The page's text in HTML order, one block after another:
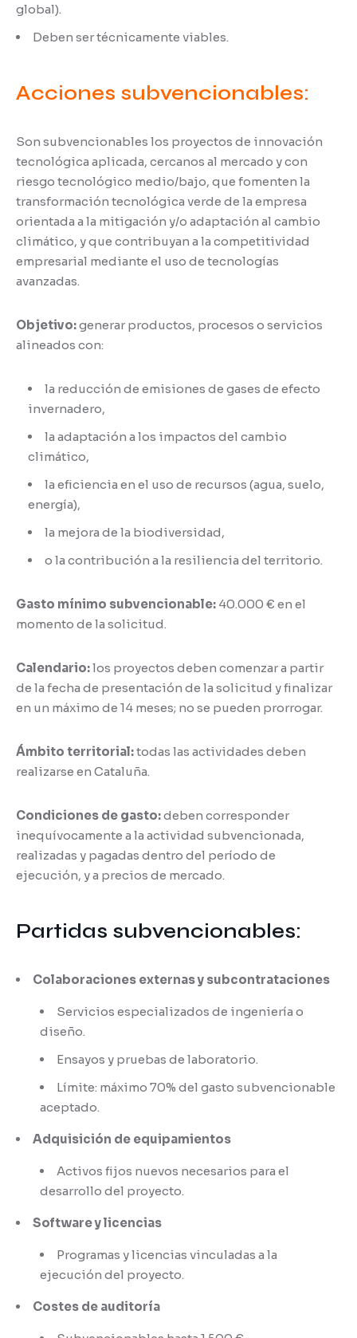
global).
Deben ser técnicamente viables.
Acciones subvencionables:
Son subvencionables los proyectos de innovación
tecnológica aplicada, cercanos al mercado y con
riesgo tecnológico medio/bajo, que fomenten la
transformación tecnológica verde de la empresa
orientada a la mitigación y/o adaptación al cambio
climático, y que contribuyan a la competitividad
empresarial mediante el uso de tecnologías
avanzadas.
Objetivo:generar productos, procesos o servicios
alineados con:
la reducción de emisiones de gases de efecto
invernadero,
la adaptación a los impactos del cambio
climático,
la eficiencia en el uso de recursos (agua, suelo,
energía),
la mejora de la biodiversidad,
o la contribución a la resiliencia del territorio.
Gasto mínimo subvencionable: 40.000 € en el
momento de la solicitud.
Calendario:los proyectos deben comenzar a partir
de la fecha de presentación de la solicitud y finalizar
en un máximo de 14 meses; no se pueden prorrogar.
Ámbito territorial:todas las actividades deben
realizarse en Cataluña.
Condiciones de gasto:deben corresponder
inequívocamente a la actividad subvencionada,
realizadas y pagadas dentro del período de
ejecución, y a precios de mercado.
Partidas subvencionables:
Colaboraciones externas y subcontrataciones
Servicios especializados de ingeniería o
diseño.
Ensayos y pruebas de laboratorio.
Límite: máximo 70% del gasto subvencionable
aceptado.
Adquisición de equipamientos
Activos fijos nuevos necesarios para el
desarrollo del proyecto.
Software y licencias
Programas y licencias vinculadas a la
ejecución del proyecto.
Costes de auditoría